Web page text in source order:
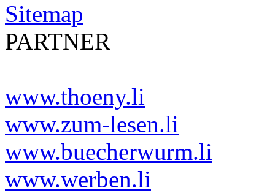
Sitemap
PARTNER
www.thoeny.li
www.zum-lesen.li
www.buecherwurm.li
www.werben.li